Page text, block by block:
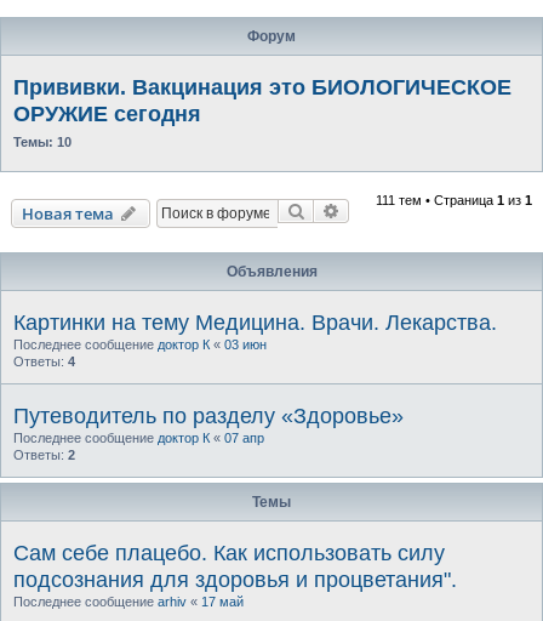
Форум
Прививки. Вакцинация это БИОЛОГИЧЕСКОЕ
ОРУЖИЕ сегодня
Темы: 10
Новая тема Поиск Расширенный поиск
111 тем • Страница 1 из 1
Объявления
Картинки на тему Медицина. Врачи. Лекарства.
Последнее сообщение доктор К « 03 июн
Ответы: 4
Путеводитель по разделу «Здоровье»
Последнее сообщение доктор К « 07 апр
Ответы: 2
Темы
Сам себе плацебо. Как использовать силу
подсознания для здоровья и процветания".
Последнее сообщение arhiv « 17 май